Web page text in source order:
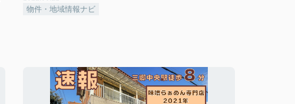
物件・地域情報ナビ